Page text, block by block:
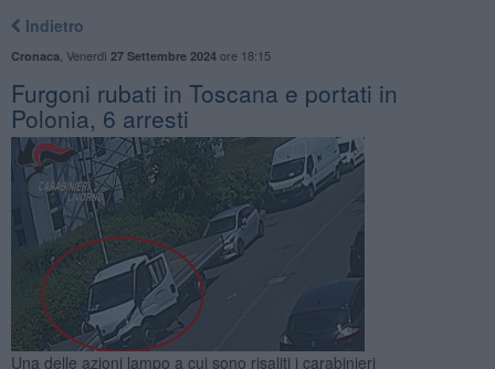
Indietro
Cronaca Venerdì 27 Settembre 2024ore 18:15
Furgoni rubati in Toscana e portati in
Polonia, 6 arresti
Una delle azioni lampo a cui sono risaliti i carabinieri